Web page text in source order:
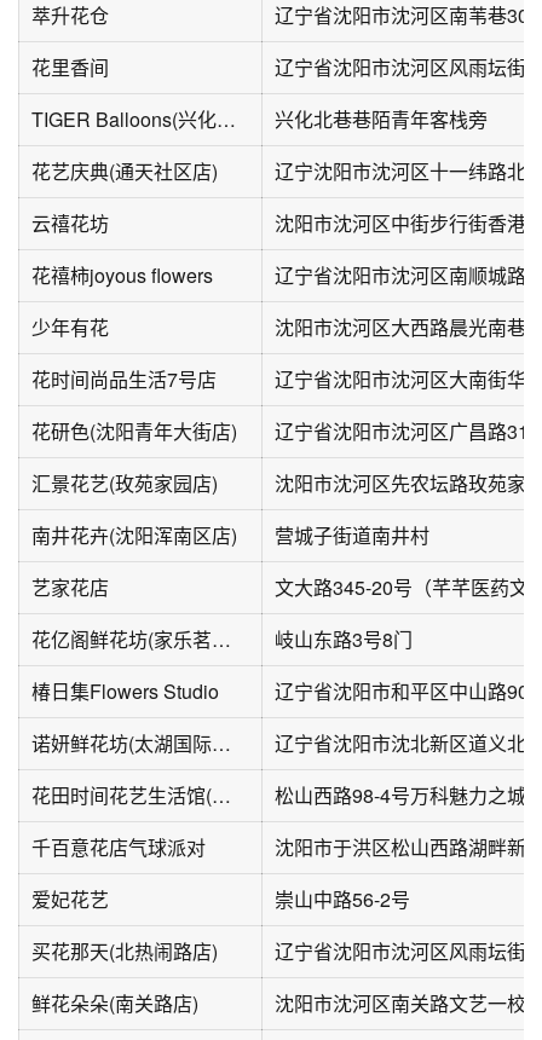
萃升花仓
辽宁省沈阳市沈河区南苇巷30
花里香间
TIGER Balloons(兴化北巷店)
兴化北巷巷陌青年客栈旁
花艺庆典(通天社区店)
辽宁沈阳市沈河区十一纬路北
云禧花坊
花禧柿joyous flowers
辽宁省沈阳市沈河区南顺城路
少年有花
花时间尚品生活7号店
辽宁省沈阳市沈河区大南街华
花研色(沈阳青年大街店)
辽宁省沈阳市沈河区广昌路31
汇景花艺(玫苑家园店)
沈阳市沈河区先农坛路玫苑家
南井花卉(沈阳浑南区店)
营城子街道南井村
艺家花店
文大路345-20号（芊芊医药文
花亿阁鲜花坊(家乐茗苑店)
岐山东路3号8门
椿日集Flowers Studio
辽宁省沈阳市和平区中山路90
诺妍鲜花坊(太湖国际花园店)
辽宁省沈阳市沈北新区道义北
花田时间花艺生活馆(万科魅力之城店)
松山西路98-4号万科魅力之城
千百意花店气球派对
沈阳市于洪区松山西路湖畔新
爱妃花艺
崇山中路56-2号
买花那天(北热闹路店)
鲜花朵朵(南关路店)
沈阳市沈河区南关路文艺一校